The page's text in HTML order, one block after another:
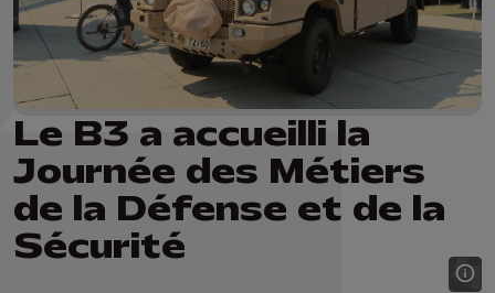
Le B3 a accueilli la
Journée des Métiers
de la Défense et de la
Sécurité